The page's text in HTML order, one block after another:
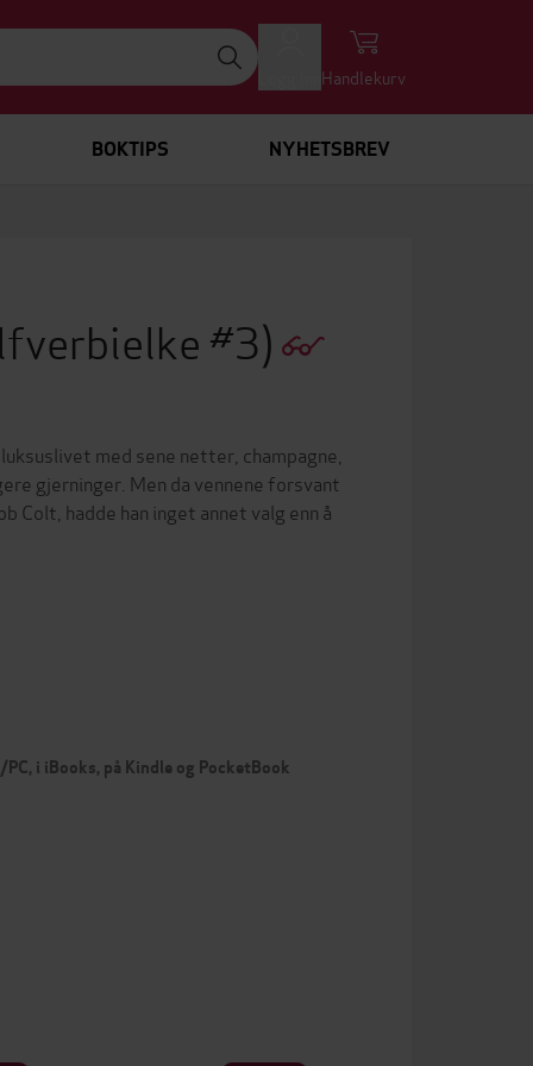
Handlekurv
BOKTIPS NYHETSBREV
#3)
med sene netter, champagne,
gjerninger. Men da vennene forsvant
hadde han inget annet valg enn å
i iBooks, på Kindle og PocketBook